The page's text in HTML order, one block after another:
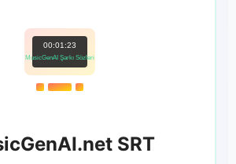
00:01:23
MusicGenAI Şarkı Sözleri
SRT